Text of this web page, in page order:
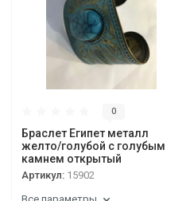
0
Браслет Египет металл
желто/голубой с голубым
камнем открытый
Артикул: 15902